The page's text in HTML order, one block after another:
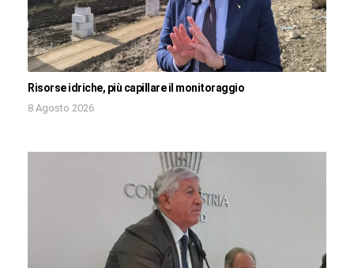
Risorse idriche, più capillare il monitoraggio
8 Agosto 2026